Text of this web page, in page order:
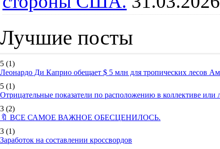
Лучшие посты
5 (1)
Леонардо Ди Каприо обещает $ 5 млн для тропических лесов
5 (1)
Отрицательные показатели по расположению в коллективе
3 (2)
🔖 ВСЕ САМОЕ ВАЖНОЕ ОБЕСЦЕНИЛОСЬ.
3 (1)
Заработок на составлении кроссвордов